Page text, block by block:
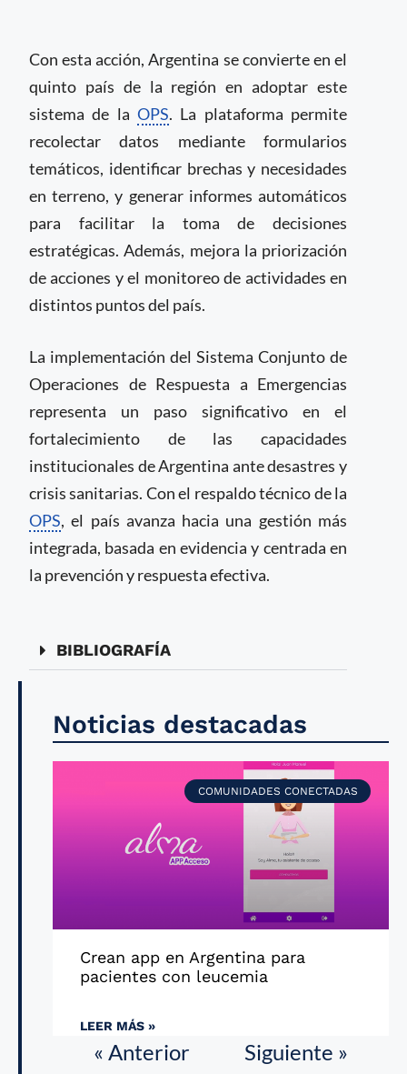
Con esta acción, Argentina se convierte en el
quinto país de la región en adoptar este
sistema de la OPS. La plataforma permite
recolectar datos mediante formularios
temáticos, identificar brechas y necesidades
en terreno, y generar informes automáticos
para facilitar la toma de decisiones
estratégicas. Además, mejora la priorización
de acciones y el monitoreo de actividades en
distintos puntos del país.
La implementación del Sistema Conjunto de
Operaciones de Respuesta a Emergencias
representa un paso significativo en el
fortalecimiento de las capacidades
institucionales de Argentina ante desastres y
crisis sanitarias. Con el respaldo técnico de la
OPS, el país avanza hacia una gestión más
integrada, basada en evidencia y centrada en
la prevención y respuesta efectiva.
BIBLIOGRAFÍA
Noticias destacadas
COMUNIDADES CONECTADAS
Crean app en Argentina para
pacientes con leucemia
LEER MÁS »
« Anterior Siguiente »